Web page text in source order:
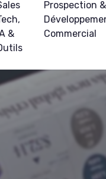
&
Prospection &
Commercial